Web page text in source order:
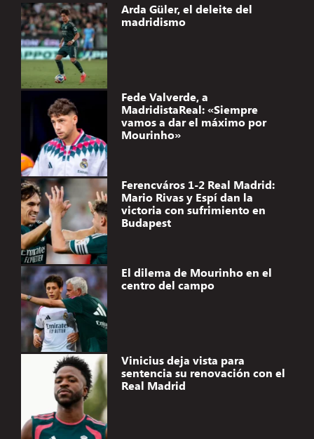
Arda Güler, el deleite del
madridismo
Fede Valverde, a
MadridistaReal: «Siempre
vamos a dar el máximo por
Mourinho»
Ferencváros 1-2 Real Madrid:
Mario Rivas y Espí dan la
victoria con sufrimiento en
Budapest
El dilema de Mourinho en el
centro del campo
Vinicius deja vista para
sentencia su renovación con el
Real Madrid